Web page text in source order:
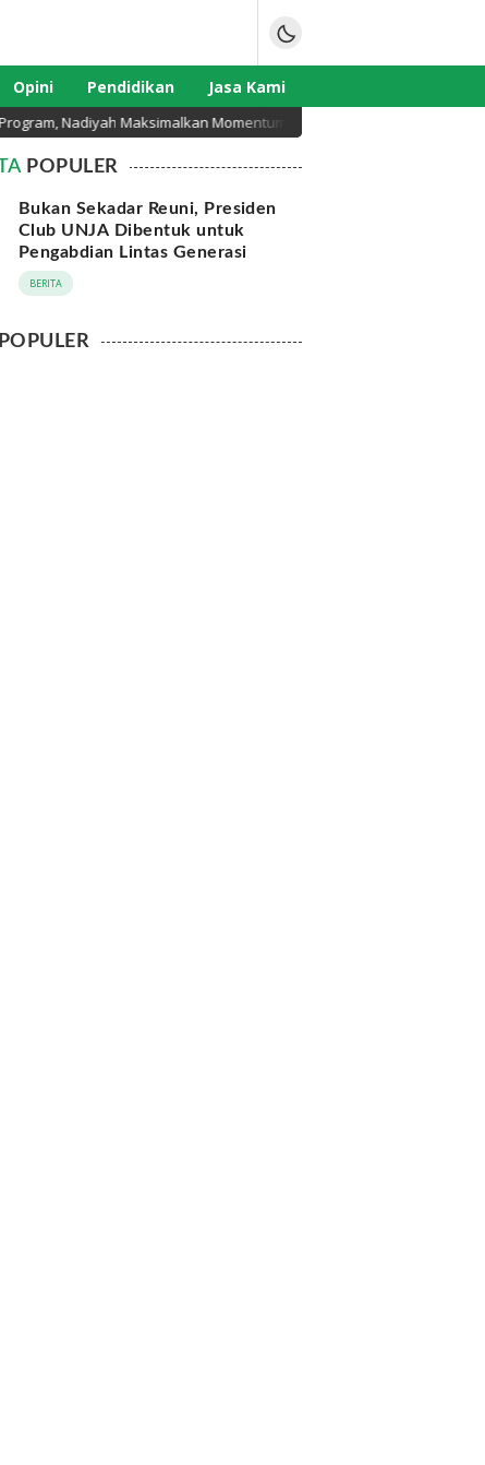
Opini Pendidikan Jasa Kami
Nadiyah Maksimalkan Momentum Rakernas APEKSI di Medan
POPULER
Bukan Sekadar Reuni, Presiden
Club UNJA Dibentuk untuk
Pengabdian Lintas Generasi
BERITA
POPULER